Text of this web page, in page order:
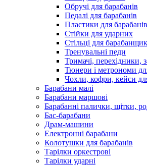
Обручі для барабанів
Педалі для барабанів
Пластики для барабанів
Стійки для ударних
Стільці для
Тренувальні педи
Тримачі, перехідники,
Тюнери і метрономи
Чохли, кофри, кейси
Барабани малі
Барабани маршові
Барабанні палички, щітки,
Бас-барабани
Драм-машини
Електронні барабани
Колотушки для барабанів
Тарілки оркестрові
Тарілки ударні